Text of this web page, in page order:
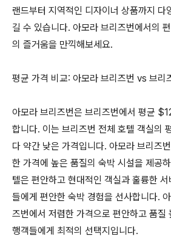
랜드부터 지역적인 디자이너 상품까지 다
길 수 있습니다. 아모라 브리즈번에서의
의 즐거움을 만끽해보세요.
평균 가격 비교: 아모라 브리즈번 vs 브리
아모라 브리즈번은 브리즈번에서 평균
합니다. 이는 브리즈번 전체 호텔 객실의
다 약간 낮은 가격입니다. 아모라 브리즈
한 가격에 높은 품질의 숙박 시설을 제공
텔은 편안하고 현대적인 객실과 훌륭한
들에게 편안한 숙박 경험을 선사합니다.
즈번에서 저렴한 가격으로 편안하고 품질
행객들에게 최적의 선택지입니다.